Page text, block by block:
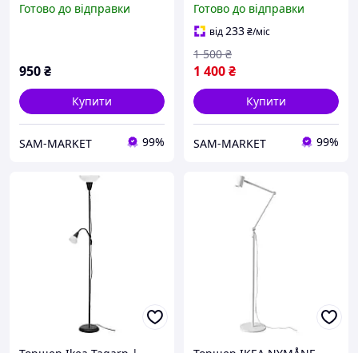
TAGARP 204.040.95
Готово до відправки
950₴
Купити
SAM-MARKET 99%
Готово до відправки
від233₴/міс
1 400₴
1 500 ₴
Купити
SAM-MARKET 99%